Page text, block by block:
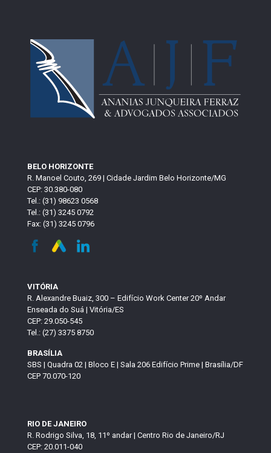
BELO HORIZONTE
R. Manoel Couto, 269 | Cidade Jardim Belo Horizonte/MG
CEP: 30.380-080
Tel.: (31) 98623 0568
Tel.: (31) 3245 0792
Fax: (31) 3245 0796
VITÓRIA
R. Alexandre Buaiz, 300 – Edifício Work Center 20º Andar
Enseada do Suá | Vitória/ES
CEP: 29.050-545
Tel.: (27) 3375 8750
BRASÍLIA
SBS | Quadra 02 | Bloco E | Sala 206 Edifício Prime | Brasília/DF
CEP 70.070-120
RIO DE JANEIRO
R. Rodrigo Silva, 18, 11º andar | Centro Rio de Janeiro/RJ
CEP: 20.011-040